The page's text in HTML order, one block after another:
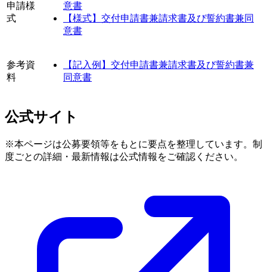
申請様
式
意書
【様式】交付申請書兼請求書及び誓約書兼同
意書
参考資
料
【記入例】交付申請書兼請求書及び誓約書兼
同意書
公式サイト
※本ページは公募要領等をもとに要点を整理しています。制
度ごとの詳細・最新情報は公式情報をご確認ください。